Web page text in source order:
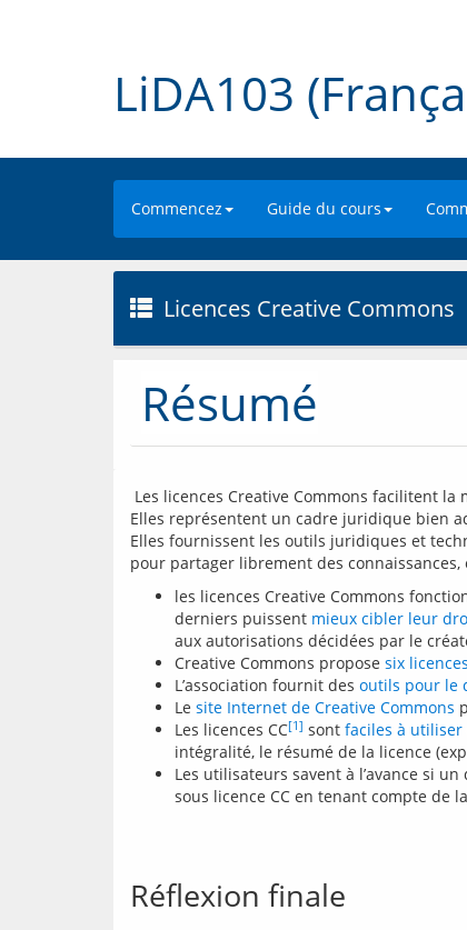
LiDA103
Commencez Guide du cours
Licences Creative Commons
Résumé
Elles représentent un cadre juridique bien
Elles fournissent les outils juridiques et
pour partager librement des
les licences Creative Commons
derniers puissent mieux cibler leur
aux autorisations décidées par le
Creative Commons propose six
L’association fournit des outils pour le
Le site Internet de Creative Commons
Les licences CC[1] sont faciles à
intégralité, le résumé de la licence
Les utilisateurs savent à l’avance si
sous licence CC en tenant compte de la
Réflexion finale